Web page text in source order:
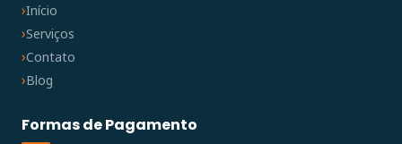
Início
Serviços
Contato
Blog
Formas de Pagamento